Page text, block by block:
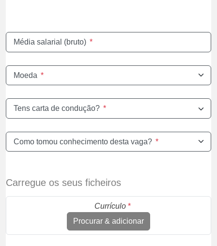
Média salarial (bruto) *
Moeda *
Tens carta de condução? *
Como tomou conhecimento desta vaga? *
Carregue os seus ficheiros
Currículo *
Procurar & adicionar